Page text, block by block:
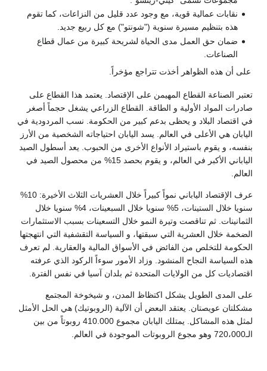
نقابات عمالية قوية، مع وجود عدد قليل من النزاعات، كما تقوم
هذه بتنظيم مسيرة سنوية ("شونتو") مع كل ربيع جديد.
ضمان حق العمل مدى الحياة لشريحة كبيرة من عمال قطاع
الصناعات.
على أن هذه الظواهر أخذت تتراجع مؤخراً.
تعتبر الصناعة القطاع المهيمن على الإقتصاد. يعتمد هذا القطاع على
صادرات المواد الأولية و الطاقة. القطاع الزراعي يشغل حجماً أصغر
في اقتصاد البلاد و يحظى بدعم كبير من الحكومة. نسب المردودية في
اليابان هي الأعلى في العالم. يسد اليابان احتياجاته الشخصية من الأرز
بنفسه، و يقوم باستيراد الأنواع الأخرى من الحبوب. يعد أسطول الصيد
الياباني الأكبر في العالم، و يقوم بحصد 15% من محصول الصيد في
العالم.
عرف الإقتصاد الياباني نمواً كبيراً خلال العشريات الثلاث الأخيرة: 10%
سنويا خلال الستينات، 5% سنويا خلال السبعينات، 4% سنويا خلال
الثمانينات. ثم تناقصت وتيرة النمو خلال التسعينات بسبب الاستثمارات
الضخمة خلال العشرية التي سبقتها، و السياسة التقشفية التي انتهجتها
الحكومة للتخلص من الفائض في الأسواق المالية والعقارية. لم تعرف
هذه السياسة النجاح المنشود. وزاد الأمور سوءاً الركود الذي عرفته
اقتصاديات كل من الولايات المتحدة ثم بلدان آسيا في نفس الفترة.
على المدى الطويل يشكل اكتظاظ المدن، و شيخوخة المجتمع
مشكلتان عويصتان. يعتقد البعض أن الآلية (الروبوتيك) هي الحل الأمثل
لمثل هذه المشاكل. يمتلك اليابان مجموع 410.000 روبوتاً من بين
الـ720،000 وهو مجوع الروبوتات الموجودة في العالم.